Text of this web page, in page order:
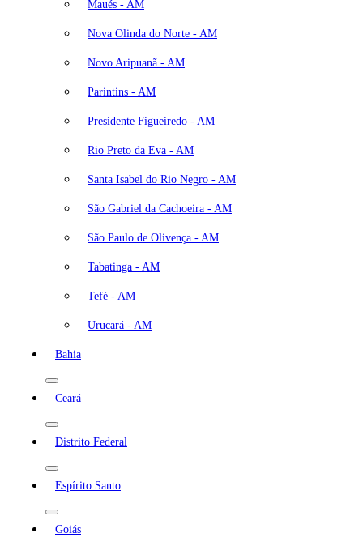
Maués - AM
Nova Olinda do Norte - AM
Novo Aripuanã - AM
Parintins - AM
Presidente Figueiredo - AM
Rio Preto da Eva - AM
Santa Isabel do Rio Negro - AM
São Gabriel da Cachoeira - AM
São Paulo de Olivença - AM
Tabatinga - AM
Tefé - AM
Urucará - AM
Bahia
Ceará
Distrito Federal
Espírito Santo
Goiás